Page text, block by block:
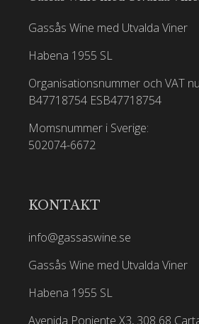
Gassås Wine med Utvalda Viner
Habena 1955 SL
Organisationsnummer och VAT
B47718754 ESB47718754
Momsnummer i Sverige:
502074-6672
KONTAKT
info@gassaswine.se
Gassås Wine med Utvalda Viner
Habena 1955 SL
Avenida Poniente X3, 308 68